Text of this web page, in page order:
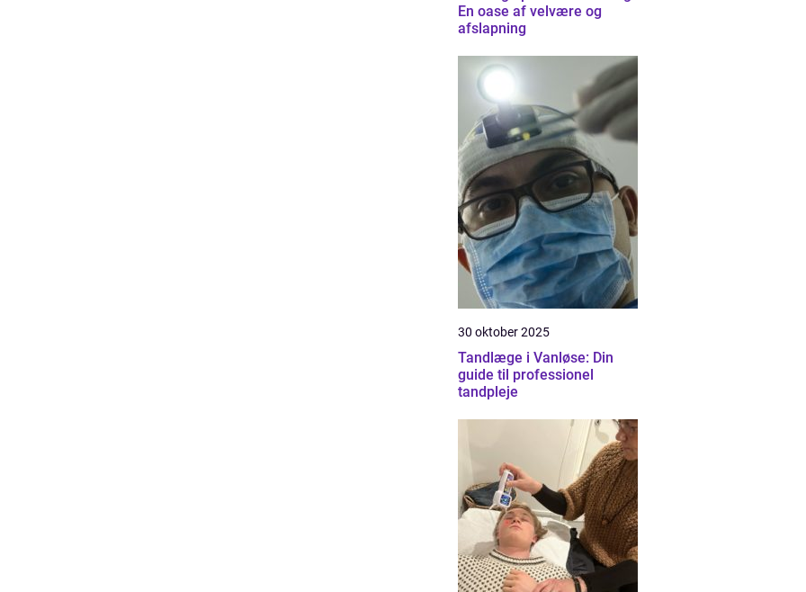
En oase af velvære og
afslapning
30 oktober 2025
Tandlæge i Vanløse: Din
guide til professionel
tandpleje